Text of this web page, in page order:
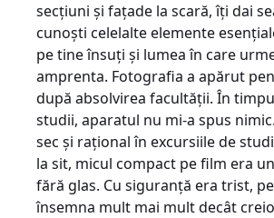
secţiuni şi faţade la scară, îţi dai
cunoşti celelalte elemente
pe tine însuţi şi lumea în care
amprenta. Fotografia a apărut
după absolvirea facultăţii. În
studii, aparatul nu mi-a spus
sec şi raţional în excursiile de
la sit, micul compact pe film era
fără glas. Cu siguranţă era trist,
însemna mult mai mult decât